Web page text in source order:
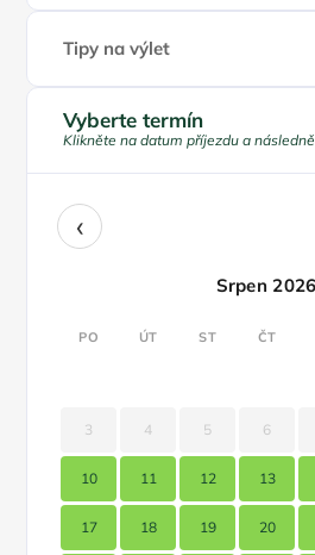
Tipy na výlet
Vyberte termín
Klikněte na datum příjezdu a
‹
Srpen 2026
PO ÚT ST ČT
3 4 5 6
10 11 12 13
17 18 19 20